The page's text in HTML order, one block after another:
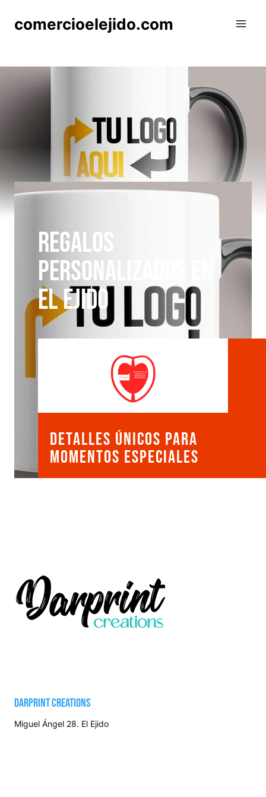
comercioelejido.com
regalos
personalizados en
El Ejido
Detalles Únicos para
Momentos Especiales
DARPRINT CREATIONS
Miguel Ángel 28. El Ejido